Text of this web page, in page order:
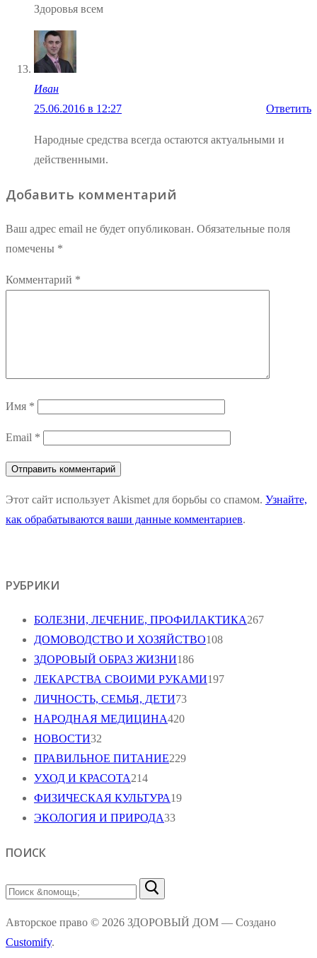
Здоровья всем
Иван
25.06.2016 в 12:27
Ответить
Народные средства всегда остаются актуальными и
действенными.
Добавить комментарий
Ваш адрес email не будет опубликован. Обязательные поля
помечены *
Комментарий *
Имя *
Email *
Этот сайт использует Akismet для борьбы со спамом. Узнайте,
как обрабатываются ваши данные комментариев.
РУБРИКИ
БОЛЕЗНИ, ЛЕЧЕНИЕ, ПРОФИЛАКТИКА267
ДОМОВОДСТВО И ХОЗЯЙСТВО108
ЗДОРОВЫЙ ОБРАЗ ЖИЗНИ186
ЛЕКАРСТВА СВОИМИ РУКАМИ197
ЛИЧНОСТЬ, СЕМЬЯ, ДЕТИ73
НАРОДНАЯ МЕДИЦИНА420
НОВОСТИ32
ПРАВИЛЬНОЕ ПИТАНИЕ229
УХОД И КРАСОТА214
ФИЗИЧЕСКАЯ КУЛЬТУРА19
ЭКОЛОГИЯ И ПРИРОДА33
ПОИСК
Найти:
Авторское право © 2026 ЗДОРОВЫЙ ДОМ — Создано
Customify.